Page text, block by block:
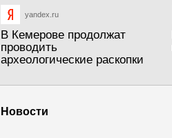
yandex.ru
В Кемерове продолжат
проводить
археологические раскопки
Новости